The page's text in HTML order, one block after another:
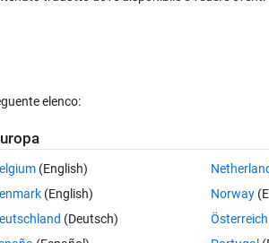
ROS_data.xlsx
boxplot data and the lines in the graph
elenco:
(English)
(English)
(Deutsch)
Norway
Österreich